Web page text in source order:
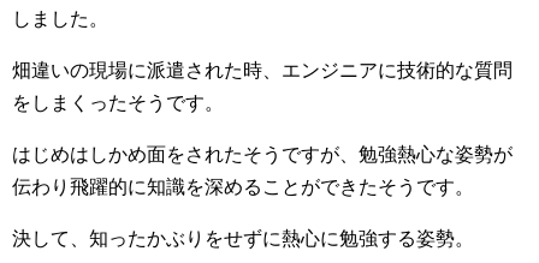
しました。
畑違いの現場に派遣された時、エンジニアに技術的な質問
をしまくったそうです。
はじめはしかめ面をされたそうですが、勉強熱心な姿勢が
伝わり飛躍的に知識を深めることができたそうです。
決して、知ったかぶりをせずに熱心に勉強する姿勢。